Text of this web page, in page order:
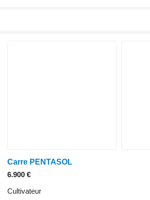
Carre PENTASOL
6.900 €
Cultivateur